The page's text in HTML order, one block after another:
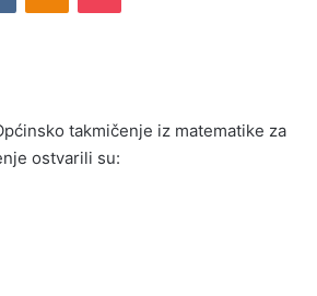
takmičenje iz matematike za
ostvarili su: